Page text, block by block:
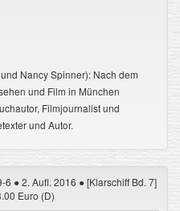
Nancy Spinner): Nach dem
und Film in München
Filmjournalist und
und Autor.
● 2. Aufl. 2016 ● [Klarschiff Bd. 7]
Euro (D)